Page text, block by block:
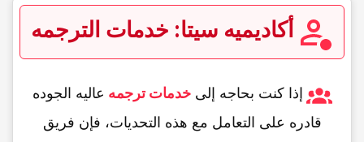
أکادیمیه سیتا: خدمات الترجمه
إذا کنت بحاجه إلىخدمات ترجمه عالیه الجوده
قادره على التعامل مع هذه التحدیات، فإن فریق